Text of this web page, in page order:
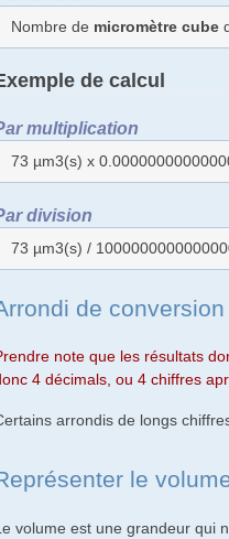
Nombre de micromètre cube
de calcul
multiplication
73 µm3(s) x
division
73 µm3(s) /
de conversion
note que les résultats
4 décimals, ou 4 chiffres
arrondis de longs
le
volume est une grandeur qui